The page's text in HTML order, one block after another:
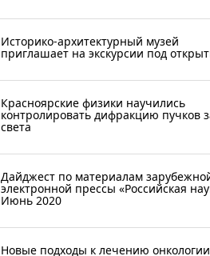
Историко-архитектурный музей
приглашает на экскурсии под
Красноярские физики научились
контролировать дифракцию пучков
света
Дайджест по материалам
электронной прессы «Российская
Июнь 2020
Новые подходы к лечению онкологии